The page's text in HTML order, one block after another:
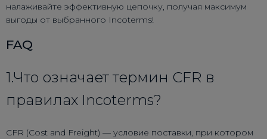
налаживайте эффективную цепочку, получая максимум
выгоды от выбранного Incoterms!
FAQ
1.Что означает термин CFR в
правилах Incoterms?
CFR (Cost and Freight) — условие поставки, при котором